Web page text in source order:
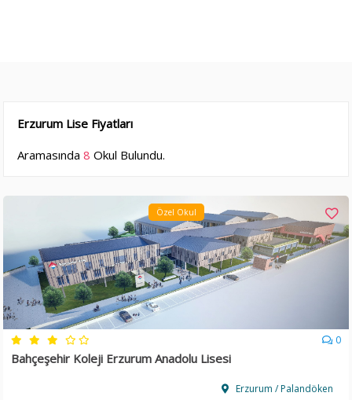
Erzurum Lise Fiyatları
Aramasında8 Okul Bulundu.
Özel Okul
0
Bahçeşehir Koleji Erzurum Anadolu Lisesi
Erzurum / Palandöken